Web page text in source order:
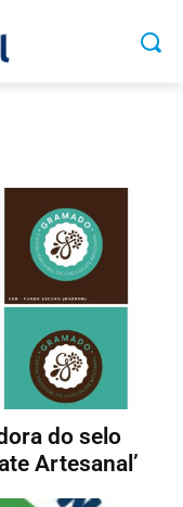
do selo
Artesanal’